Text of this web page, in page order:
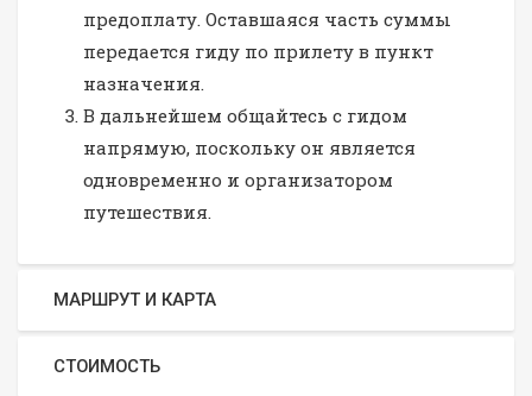
предоплату. Оставшаяся часть суммы
передается гиду по прилету в пункт
назначения.
В дальнейшем общайтесь с гидом
напрямую, поскольку он является
одновременно и организатором
путешествия.
МАРШРУТ И КАРТА
СТОИМОСТЬ